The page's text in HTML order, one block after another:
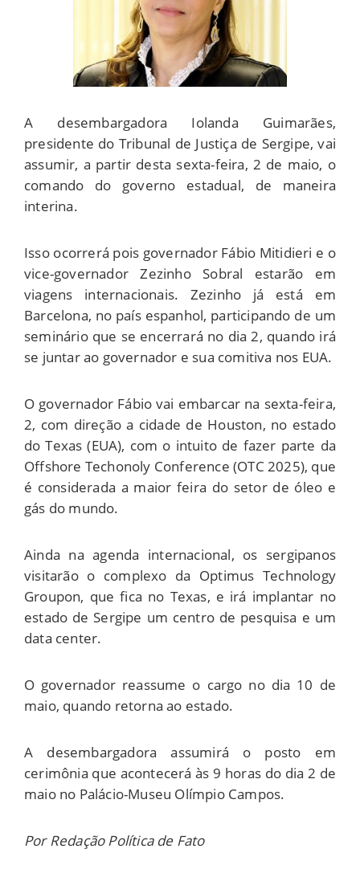
A desembargadora Iolanda Guimarães,
presidente do Tribunal de Justiça de Sergipe, vai
assumir, a partir desta sexta-feira, 2 de maio, o
comando do governo estadual, de maneira
interina.
Isso ocorrerá pois governador Fábio Mitidieri e o
vice-governador Zezinho Sobral estarão em
viagens internacionais. Zezinho já está em
Barcelona, no país espanhol, participando de um
seminário que se encerrará no dia 2, quando irá
se juntar ao governador e sua comitiva nos EUA.
O governador Fábio vai embarcar na sexta-feira,
2, com direção a cidade de Houston, no estado
do Texas (EUA), com o intuito de fazer parte da
Offshore Techonoly Conference (OTC 2025), que
é considerada a maior feira do setor de óleo e
gás do mundo.
Ainda na agenda internacional, os sergipanos
visitarão o complexo da Optimus Technology
Groupon, que fica no Texas, e irá implantar no
estado de Sergipe um centro de pesquisa e um
data center.
O governador reassume o cargo no dia 10 de
maio, quando retorna ao estado.
A desembargadora assumirá o posto em
cerimônia que acontecerá às 9 horas do dia 2 de
maio no Palácio-Museu Olímpio Campos.
Por Redação Política de Fato